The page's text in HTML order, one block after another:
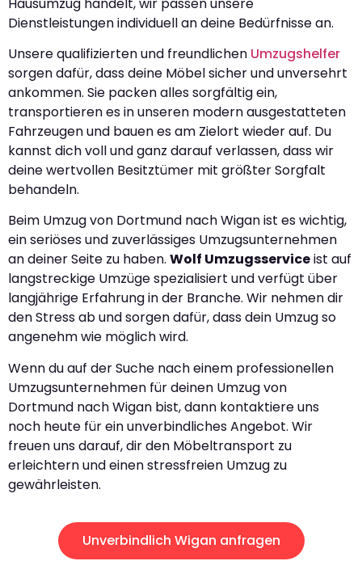
Dienstleistungen individuell an deine Bedürfnisse an.
Unsere qualifizierten und freundlichen Umzugshelfer
sorgen dafür, dass deine Möbel sicher und unversehrt
ankommen. Sie packen alles sorgfältig ein,
transportieren es in unseren modern ausgestatteten
Fahrzeugen und bauen es am Zielort wieder auf. Du
kannst dich voll und ganz darauf verlassen, dass wir
deine wertvollen Besitztümer mit größter Sorgfalt
behandeln.
Beim Umzug von Dortmund nach Wigan ist es wichtig,
ein seriöses und zuverlässiges Umzugsunternehmen
an deiner Seite zu haben. Wolf Umzugsserviceist auf
langstreckige Umzüge spezialisiert und verfügt über
langjährige Erfahrung in der Branche. Wir nehmen dir
den Stress ab und sorgen dafür, dass dein Umzug so
angenehm wie möglich wird.
Wenn du auf der Suche nach einem professionellen
Umzugsunternehmen für deinen Umzug von
Dortmund nach Wigan bist, dann kontaktiere uns
noch heute für ein unverbindliches Angebot. Wir
freuen uns darauf, dir den Möbeltransport zu
erleichtern und einen stressfreien Umzug zu
gewährleisten.
Unverbindlich Wigan anfragen